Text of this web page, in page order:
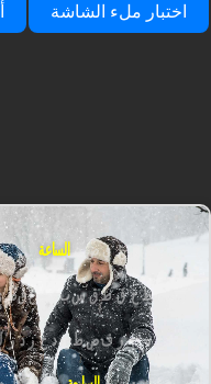
اختبار ملء الشاشة